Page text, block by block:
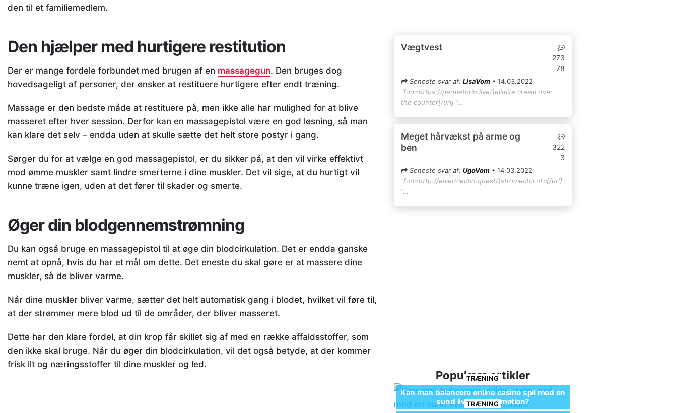
den til et familiemedlem.
Den hjælper med hurtigere restitution
Der er mange fordele forbundet med brugen af en massagegun. Den bruges dog
hovedsageligt af personer, der ønsker at restituere hurtigere efter endt træning.
Massage er den bedste måde at restituere på, men ikke alle har mulighed for at blive
masseret efter hver session. Derfor kan en massagepistol være en god løsning, så man
kan klare det selv – endda uden at skulle sætte det helt store postyr i gang.
Sørger du for at vælge en god massagepistol, er du sikker på, at den vil virke effektivt
mod ømme muskler samt lindre smerterne i dine muskler. Det vil sige, at du hurtigt vil
kunne træne igen, uden at det fører til skader og smerte.
Øger din blodgennemstrømning
Du kan også bruge en massagepistol til at øge din blodcirkulation. Det er endda ganske
nemt at opnå, hvis du har et mål om dette. Det eneste du skal gøre er at massere dine
muskler, så de bliver varme.
Når dine muskler bliver varme, sætter det helt automatisk gang i blodet, hvilket vil føre til,
at der strømmer mere blod ud til de områder, der bliver masseret.
Dette har den klare fordel, at din krop får skillet sig af med en række affaldsstoffer, som
den ikke skal bruge. Når du øger din blodcirkulation, vil det også betyde, at der kommer
frisk ilt og næringsstoffer til dine muskler og led.
Vægtvest
273
78
Seneste svar af: LisaVom• 14.03.2022
"[url=https://permethrin.live/]elimite cream over
the counter[/url] "…
Meget hårvækst på arme og
ben
322
3
Seneste svar af: UgoVom• 14.03.2022
"[url=http://eivermectin.quest/]stromectol otc[/url]
"…
Populære artikler
TRÆNING
Kan man balancere online casino spil med en
sund livsstil med motion?
TRÆNING